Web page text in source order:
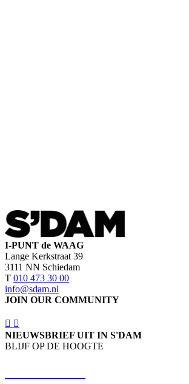
I-PUNT de WAAG
Lange Kerkstraat 39
3111 NN Schiedam
T 010 473 30 00
info@sdam.nl
JOIN OUR COMMUNITY
NIEUWSBRIEF UIT IN S'DAM
BLIJF OP DE HOOGTE